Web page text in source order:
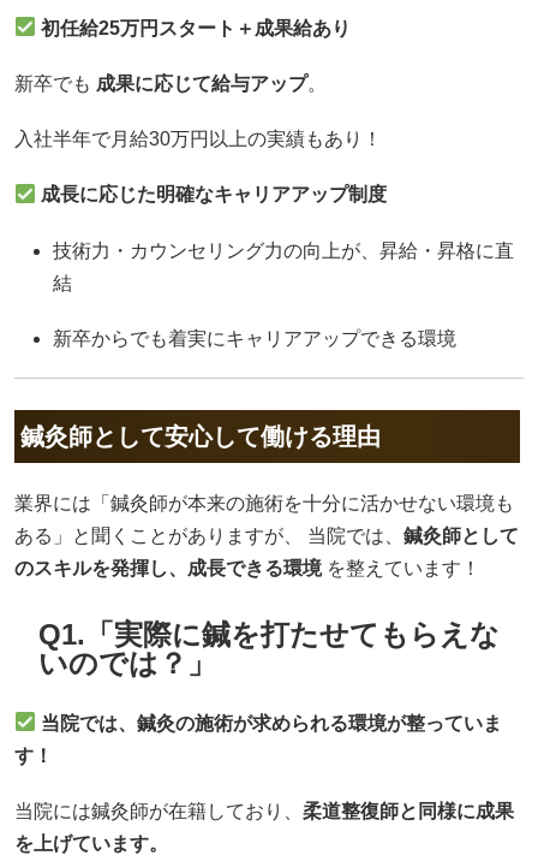
初任給25万円スタート＋成果給あり
新卒でも 成果に応じて給与アップ。
入社半年で月給30万円以上の実績もあり！
成長に応じた明確なキャリアアップ制度
技術力・カウンセリング力の向上が、昇給・昇格に直
結
新卒からでも着実にキャリアアップできる環境
鍼灸師として安心して働ける理由
業界には「鍼灸師が本来の施術を十分に活かせない環境も
ある」と聞くことがありますが、 当院では、 鍼灸師として
のスキルを発揮し、成長できる環境を整えています！
Q1.「実際に鍼を打たせてもらえな
いのでは？」
当院では、鍼灸の施術が求められる環境が整っていま
す！
当院には鍼灸師が在籍しており、 柔道整復師と同様に成果
を上げています。